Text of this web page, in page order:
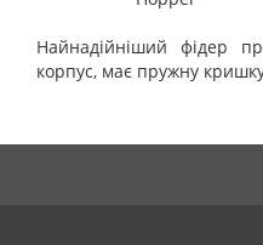
Найнадійніший фідер
корпус, має пружну